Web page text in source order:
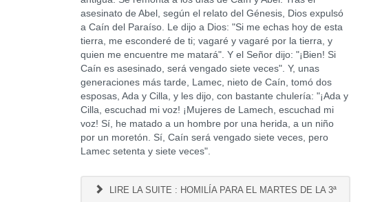
asesinato de Abel, según el relato del Génesis, Dios expulsó
a Caín del Paraíso. Le dijo a Dios: "Si me echas hoy de esta
tierra, me esconderé de ti; vagaré y vagaré por la tierra, y
quien me encuentre me matará". Y el Señor dijo: "¡Bien! Si
Caín es asesinado, será vengado siete veces". Y, unas
generaciones más tarde, Lamec, nieto de Caín, tomó dos
esposas, Ada y Cilla, y les dijo, con bastante chulería: "¡Ada y
Cilla, escuchad mi voz! ¡Mujeres de Lamech, escuchad mi
voz! Sí, he matado a un hombre por una herida, a un niño
por un moretón. Sí, Caín será vengado siete veces, pero
Lamec setenta y siete veces".
LIRE LA SUITE : HOMILÍA PARA EL MARTES DE LA 3ª